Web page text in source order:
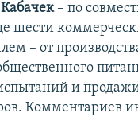
– по
шести
– от
и
Комментариев